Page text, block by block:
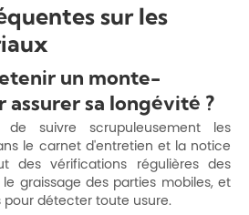
sur les
un monte-
sa longévité ?
suivre scrupuleusement les
le carnet d'entretien et la notice
des vérifications régulières des
graissage des parties mobiles, et
pour détecter toute usure.